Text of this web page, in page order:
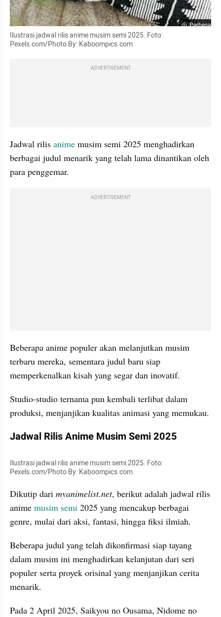
Perbesar
Ilustrasi jadwal rilis anime musim semi 2025. Foto:
Pexels.com/Photo By: Kaboompics.com
ADVERTISEMENT
Jadwal rilis anime musim semi 2025 menghadirkan
berbagai judul menarik yang telah lama dinantikan oleh
para penggemar.
ADVERTISEMENT
Beberapa anime populer akan melanjutkan musim
terbaru mereka, sementara judul baru siap
memperkenalkan kisah yang segar dan inovatif.
Studio-studio ternama pun kembali terlibat dalam
produksi, menjanjikan kualitas animasi yang memukau.
Jadwal Rilis Anime Musim Semi 2025
Ilustrasi jadwal rilis anime musim semi 2025. Foto:
Pexels.com/Photo By: Kaboompics.com
Dikutip dari myanimelist.net, berikut adalah jadwal rilis
anime musim semi 2025 yang mencakup berbagai
genre, mulai dari aksi, fantasi, hingga fiksi ilmiah.
Beberapa judul yang telah dikonfirmasi siap tayang
dalam musim ini menghadirkan kelanjutan dari seri
populer serta proyek orisinal yang menjanjikan cerita
menarik.
Pada 2 April 2025, Saikyou no Ousama, Nidome no